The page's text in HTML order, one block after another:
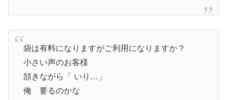
袋は有料になりますがご利用になりますか？
小さい声のお客様
頷きながら「 いり…」
俺 要るのかな